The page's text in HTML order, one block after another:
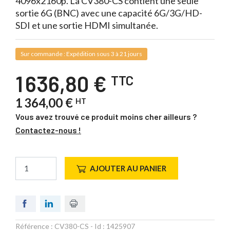
sortie 6G (BNC) avec une capacité 6G/3G/HD-
SDI et une sortie HDMI simultanée.
Sur commande : Expédition sous 3 à 21 jours
1 636,80 € TTC
1 364,00 € HT
Vous avez trouvé ce produit moins cher ailleurs ?
Contactez-nous !
AJOUTER AU PANIER
Référence : CV380-CS - Id : 1425907